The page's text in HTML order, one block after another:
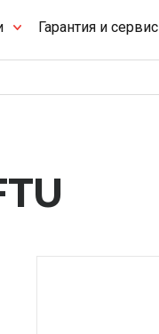
Гарантия и сервис